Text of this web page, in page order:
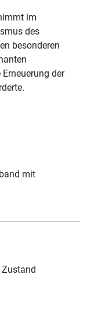
im
des
besonderen
der
mit
Zustand